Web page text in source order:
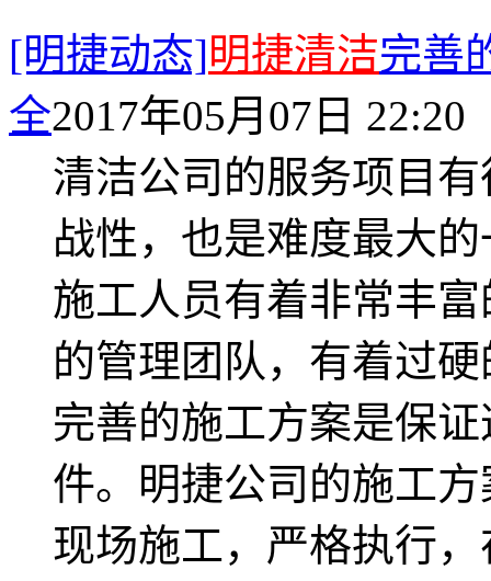
[明捷动态]明捷清洁完善
全2017年05月07日 22:20
清洁公司的服务项目
战性，也是难度最大
施工人员有着非常丰
的管理团队，有着过
完善的施工方案是保
件。明捷公司的施工
现场施工，严格执行